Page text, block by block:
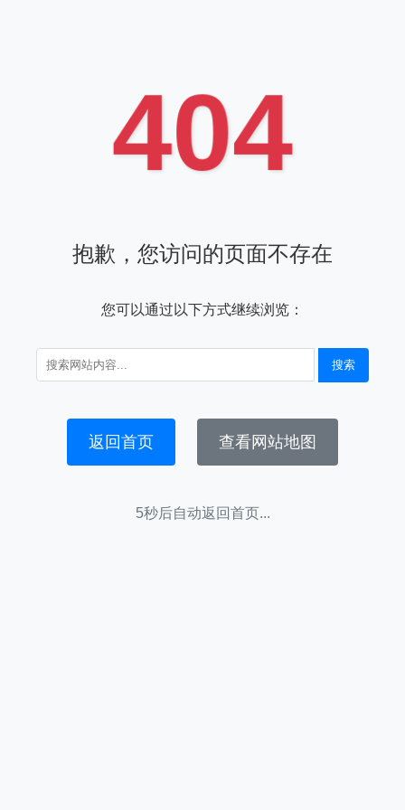
404
抱歉，您访问的页面不存在
您可以通过以下方式继续浏览：
搜索
返回首页 查看网站地图
5秒后自动返回首页...